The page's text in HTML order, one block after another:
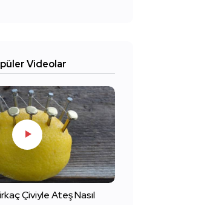
Videolar
Çiviyle Ateş Nasıl